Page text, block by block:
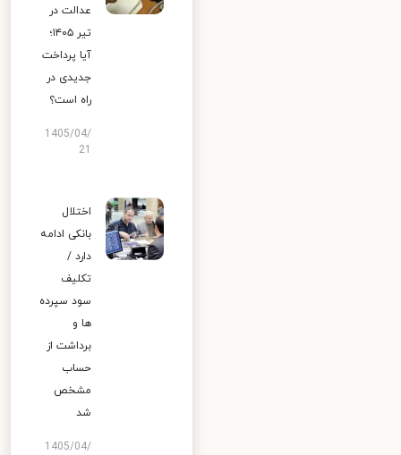
عدالت در
تیر ۱۴۰۵؛
آیا پرداخت
جدیدی در
راه است؟
1405/04/
اختلال
بانکی ادامه
دارد /
تکلیف
سود سپرده
ها و
برداشت از
حساب
مشخص
شد
1405/04/